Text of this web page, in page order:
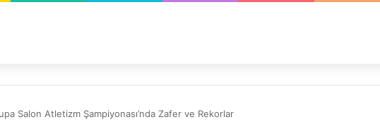
Salon Atletizm Şampiyonası’nda Zafer ve Rekorlar